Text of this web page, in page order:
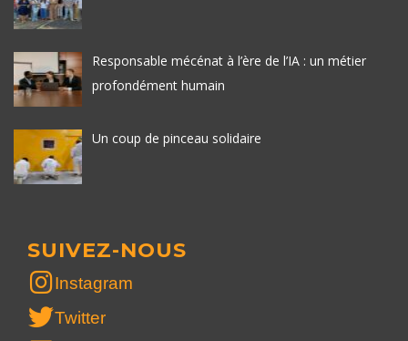
Responsable mécénat à l’ère de l’IA : un métier
profondément humain
Un coup de pinceau solidaire
SUIVEZ-NOUS
Instagram
Twitter